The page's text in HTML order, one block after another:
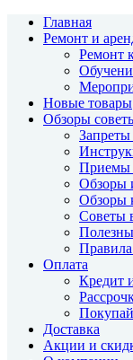
Главная
Ремонт и
Ремонт
Новые товары
Обзоры
Приемы
Обзоры
Обзоры
Советы
Оплата
Кредит
Доставка
Акции и